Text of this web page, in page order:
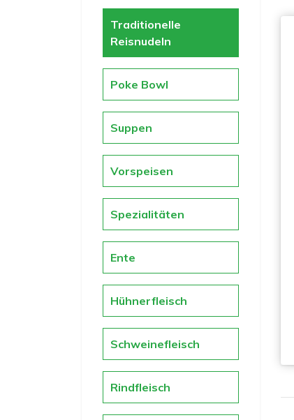
Traditionelle
Reisnudeln
Poke Bowl
Suppen
Vorspeisen
Spezialitäten
Ente
Hühnerfleisch
Schweinefleisch
Rindfleisch